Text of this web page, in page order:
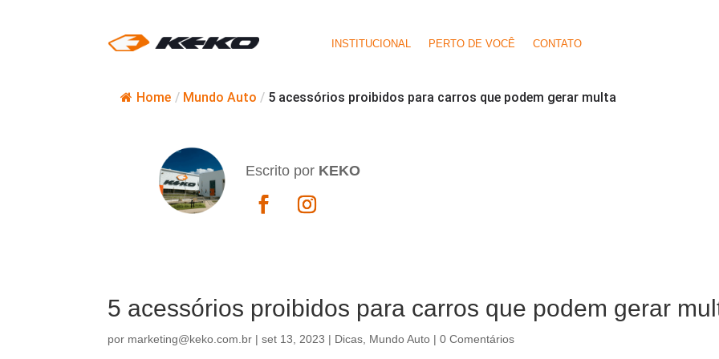
INSTITUCIONAL PERTO DE VOCÊ CONTATO
Home / Mundo Auto / 5 acessórios proibidos para carros que podem gerar multa
Escrito por KEKO
5 acessórios proibidos para carros que podem gerar
por marketing@keko.com.br |set 13, 2023 | Dicas, Mundo Auto |0 Comentários